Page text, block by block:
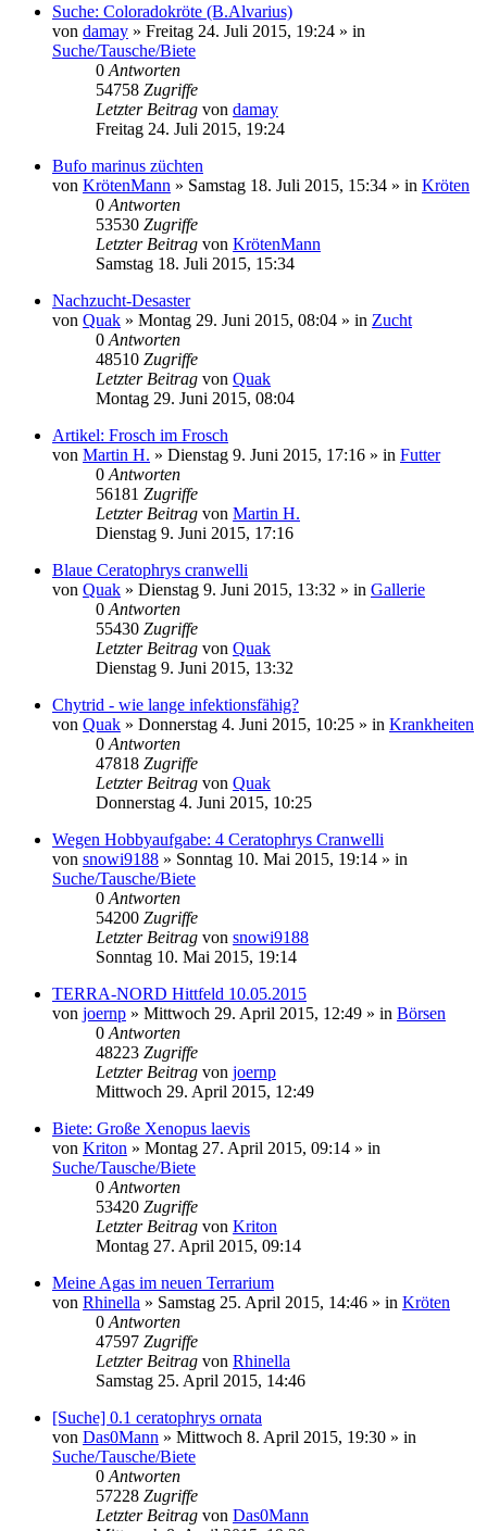
Suche: Coloradokröte (B.Alvarius)
von damay » Freitag 24. Juli 2015, 19:24 » in
Suche/Tausche/Biete
0 Antworten
54758 Zugriffe
Letzter Beitrag von damay
Freitag 24. Juli 2015, 19:24
Bufo marinus züchten
von KrötenMann » Samstag 18. Juli 2015, 15:34 » in Kröten
0 Antworten
53530 Zugriffe
Letzter Beitrag von KrötenMann
Samstag 18. Juli 2015, 15:34
Nachzucht-Desaster
von Quak » Montag 29. Juni 2015, 08:04 » in Zucht
0 Antworten
48510 Zugriffe
Letzter Beitrag von Quak
Montag 29. Juni 2015, 08:04
Artikel: Frosch im Frosch
von Martin H. » Dienstag 9. Juni 2015, 17:16 » in Futter
0 Antworten
56181 Zugriffe
Letzter Beitrag von Martin H.
Dienstag 9. Juni 2015, 17:16
Blaue Ceratophrys cranwelli
von Quak » Dienstag 9. Juni 2015, 13:32 » in Gallerie
0 Antworten
55430 Zugriffe
Letzter Beitrag von Quak
Dienstag 9. Juni 2015, 13:32
Chytrid - wie lange infektionsfähig?
von Quak » Donnerstag 4. Juni 2015, 10:25 » in Krankheiten
0 Antworten
47818 Zugriffe
Letzter Beitrag von Quak
Donnerstag 4. Juni 2015, 10:25
Wegen Hobbyaufgabe: 4 Ceratophrys Cranwelli
von snowi9188 » Sonntag 10. Mai 2015, 19:14 » in
Suche/Tausche/Biete
0 Antworten
54200 Zugriffe
Letzter Beitrag von snowi9188
Sonntag 10. Mai 2015, 19:14
TERRA-NORD Hittfeld 10.05.2015
von joernp » Mittwoch 29. April 2015, 12:49 » in Börsen
0 Antworten
48223 Zugriffe
Letzter Beitrag von joernp
Mittwoch 29. April 2015, 12:49
Biete: Große Xenopus laevis
von Kriton » Montag 27. April 2015, 09:14 » in
Suche/Tausche/Biete
0 Antworten
53420 Zugriffe
Letzter Beitrag von Kriton
Montag 27. April 2015, 09:14
Meine Agas im neuen Terrarium
von Rhinella » Samstag 25. April 2015, 14:46 » in Kröten
0 Antworten
47597 Zugriffe
Letzter Beitrag von Rhinella
Samstag 25. April 2015, 14:46
[Suche] 0.1 ceratophrys ornata
von Das0Mann » Mittwoch 8. April 2015, 19:30 » in
Suche/Tausche/Biete
0 Antworten
57228 Zugriffe
Letzter Beitrag von Das0Mann